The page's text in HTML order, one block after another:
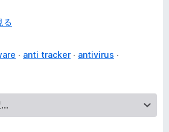
る
anti tracker
antivirus